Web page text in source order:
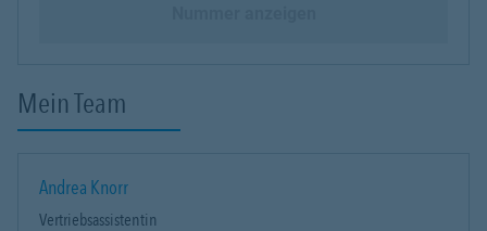
Mein Team
Andrea Knorr
Vertriebsassistentin